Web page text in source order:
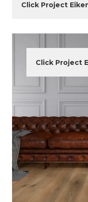
Click Project
Click Project